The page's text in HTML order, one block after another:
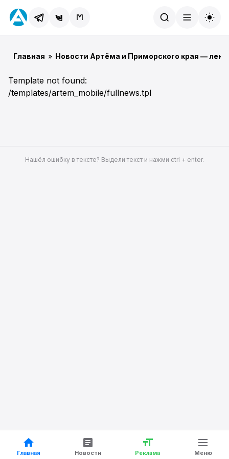
Главная » Новости Артёма и Приморского края —
Template not found:
/templates/artem_mobile/fullnews.tpl
Главная Новости Реклама Меню
Нашёл ошибку в тексте? Выдели текст и нажми ctrl + enter.